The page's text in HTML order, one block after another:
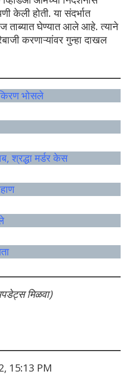
केली होती. या संदर्भात
ताब्यात घेण्यात आले आहे. त्याने
करणाऱ्यांवर गुन्हा दाखल
भोसले
मर्डर केस
मिळवा)
15:13 PM